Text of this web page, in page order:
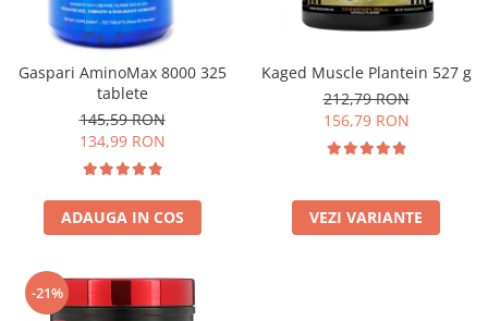
Vitamine bărbați / femei
Îngrijire personală
Insulated
JNX Sports
Kaged
Kevin Levrone
Muscle Meds
Muscle Pharm
Muscletech
Naughty Boy
Neocell
Gaspari AminoMax 8000 325
tablete
145,59 RON
134,99 RON
ADAUGA IN COS
Kaged Muscle Plantein 527 g
212,79 RON
156,79 RON
VEZI VARIANTE
-21%